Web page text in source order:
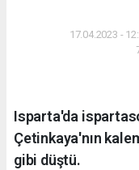
17.04.2023 -
Isparta'da
Çetinkaya'nın
gibi düştü.